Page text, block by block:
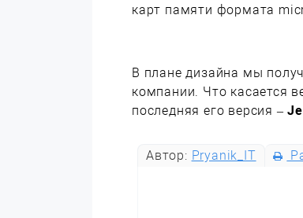
карт памяти формата
В плане дизайна мы
компании. Что касается
последняя его версия –
Автор: Pryanik_IT